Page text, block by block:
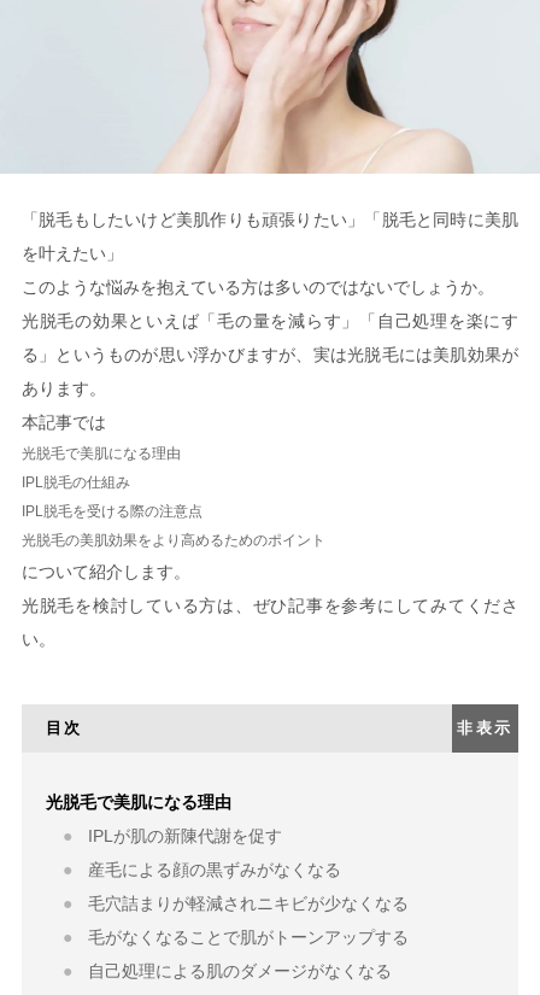
「脱毛もしたいけど美肌作りも頑張りたい」「脱毛と同時に美肌
を叶えたい」
このような悩みを抱えている方は多いのではないでしょうか。
光脱毛の効果といえば「毛の量を減らす」「自己処理を楽にす
る」というものが思い浮かびますが、実は光脱毛には美肌効果が
あります。
本記事では
光脱毛で美肌になる理由
IPL脱毛の仕組み
IPL脱毛を受ける際の注意点
光脱毛の美肌効果をより高めるためのポイント
について紹介します。
光脱毛を検討している方は、ぜひ記事を参考にしてみてくださ
い。
目次 非表示
光脱毛で美肌になる理由
IPLが肌の新陳代謝を促す
産毛による顔の黒ずみがなくなる
毛穴詰まりが軽減されニキビが少なくなる
毛がなくなることで肌がトーンアップする
自己処理による肌のダメージがなくなる